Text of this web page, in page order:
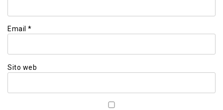
Email *
Sito web